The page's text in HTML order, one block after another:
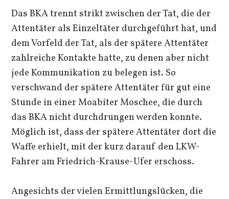
Das BKA trennt strikt zwischen der Tat, die der
Attentäter als Einzeltäter durchgeführt hat, und
dem Vorfeld der Tat, als der spätere Attentäter
zahlreiche Kontakte hatte, zu denen aber nicht
jede Kommunikation zu belegen ist. So
verschwand der spätere Attentäter für gut eine
Stunde in einer Moabiter Moschee, die durch
das BKA nicht durchdrungen werden konnte.
Möglich ist, dass der spätere Attentäter dort die
Waffe erhielt, mit der kurz darauf den LKW-
Fahrer am Friedrich-Krause-Ufer erschoss.
Angesichts der vielen Ermittlungslücken, die